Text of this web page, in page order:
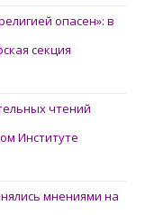
опасен»: в
секция
чтений
Институте
мнениями на